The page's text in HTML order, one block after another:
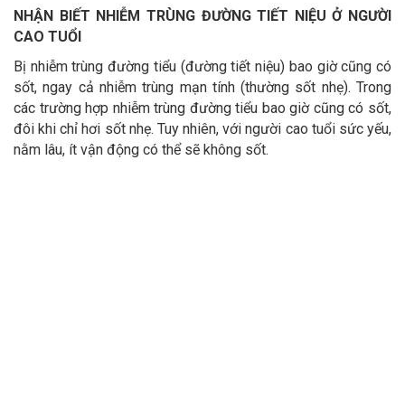
NHẬN BIẾT NHIỄM TRÙNG ĐƯỜNG TIẾT NIỆU Ở NGƯỜI
CAO TUỔI
Bị nhiễm trùng đường tiểu (đường tiết niệu) bao giờ cũng có
sốt, ngay cả nhiễm trùng mạn tính (thường sốt nhẹ). Trong
các trường hợp nhiễm trùng đường tiểu bao giờ cũng có sốt,
đôi khi chỉ hơi sốt nhẹ. Tuy nhiên, với người cao tuổi sức yếu,
nằm lâu, ít vận động có thể sẽ không sốt.